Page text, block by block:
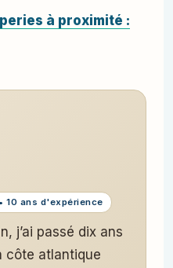
à proximité :
10 ans d'expérience
j’ai passé dix ans
côte atlantique